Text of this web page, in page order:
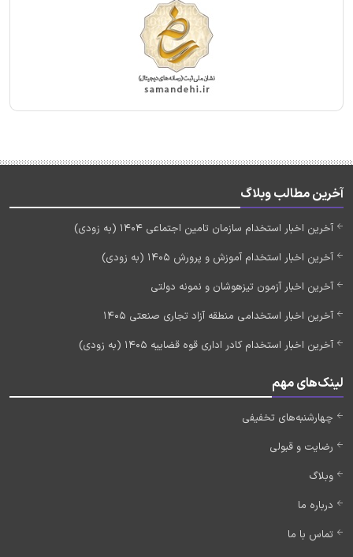
آخرین مطالب وبلاگ
آخرین اخبار استخدام سازمان تامین اجتماعی 1404 (به زودی)
آخرین اخبار استخدام آموزش و پرورش 1405 (به زودی)
آخرین اخبار آزمون تیزهوشان و نمونه دولتی
آخرین اخبار استخدامی منطقه آزاد تجاری صنعتی 1405
آخرین اخبار استخدام کادر اداری قوه قضاییه 1405 (به زودی)
لینک‌های مهم
چهارشنبه‌های تخفیفی
رضایت و قبولی
وبلاگ
درباره ما
تماس با ما